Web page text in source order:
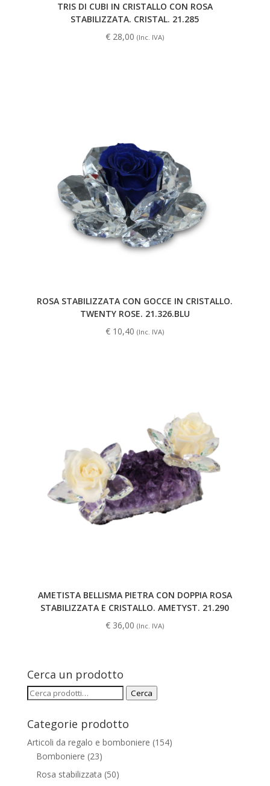
TRIS DI CUBI IN CRISTALLO CON ROSA
STABILIZZATA. CRISTAL. 21.285
€ 28,00 (Inc. IVA)
ROSA STABILIZZATA CON GOCCE IN CRISTALLO.
TWENTY ROSE. 21.326.BLU
€ 10,40 (Inc. IVA)
AMETISTA BELLISMA PIETRA CON DOPPIA ROSA
STABILIZZATA E CRISTALLO. AMETYST. 21.290
€ 36,00 (Inc. IVA)
Cerca un prodotto
Cerca: Cerca
Categorie prodotto
Articoli da regalo e bomboniere (154)
Bomboniere (23)
Rosa stabilizzata (50)